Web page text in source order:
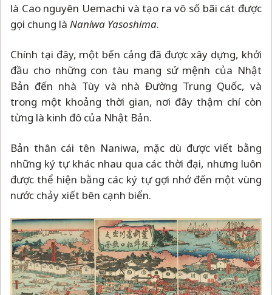
là Cao nguyên Uemachi và tạo ra vô số bãi cát được
gọi chung là Naniwa Yasoshima.
Chính tại đây, một bến cảng đã được xây dựng, khởi
đầu cho những con tàu mang sứ mệnh của Nhật
Bản đến nhà Tùy và nhà Đường Trung Quốc, và
trong một khoảng thời gian, nơi đây thậm chí còn
từng là kinh đô của Nhật Bản.
Bản thân cái tên Naniwa, mặc dù được viết bằng
những ký tự khác nhau qua các thời đại, nhưng luôn
được thể hiện bằng các ký tự gợi nhớ đến một vùng
nước chảy xiết bên cạnh biển.